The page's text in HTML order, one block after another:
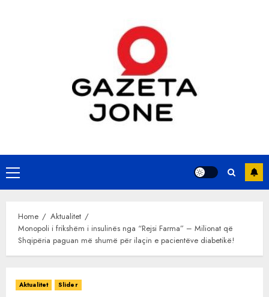
Primary
Menu
Home
Aktualitet
Monopoli i frikshëm i insulinës nga “Rejsi Farma” – Milionat që
Shqipëria paguan më shumë për ilaçin e pacientëve diabetikë!
Aktualitet Slider